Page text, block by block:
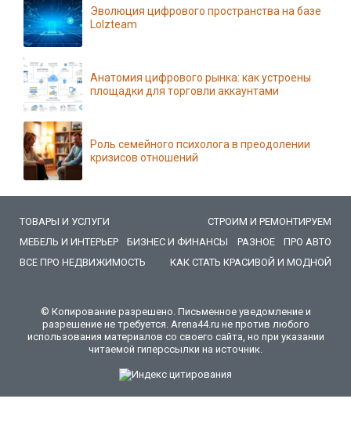
Эволюция цифрового пространства на базе
Lolzteam
Анатомия цифрового рынка: как устроены
площадки для торговли аккаунтами
Роль семейного психолога в преодолении
кризисов отношений
ТОВАРЫ И УСЛУГИ
СТРОИМ И РЕМОНТИРУЕМ
МЕБЕЛЬ И ИНТЕРЬЕР
БИЗНЕС И ФИНАНСЫ РАЗНОЕ
ПРО АВТО
ВСЕ ПРО НЕДВИЖИМОСТЬ
КАК СТАТЬ КРАСИВОЙ И МОДНОЙ
© Копирование разрешено. Письменное уведомление и
разрешение не требуется. Arena44.ru не против любого
использования материалов со своего сайта, но при указании
читаемой гиперссылки на источник.